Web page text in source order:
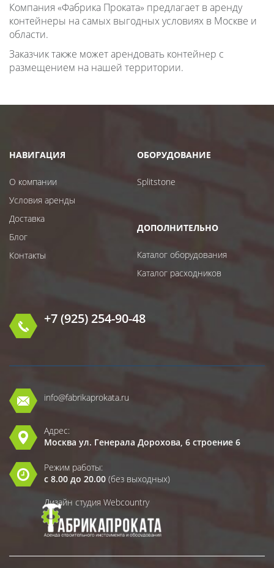
Компания «Фабрика Проката» предлагает в аренду
контейнеры на самых выгодных условиях в Москве и
области.
Заказчик также может арендовать контейнер с
размещением на нашей территории.
НАВИГАЦИЯ
О компании
Условия аренды
Доставка
Блог
Контакты
ОБОРУДОВАНИЕ
Splitstone
ДОПОЛНИТЕЛЬНО
Каталог оборудования
Каталог расходников
+7 (925) 254-90-48
info@fabrikaprokata.ru
Адрес:
Москва ул. Генерала Дорохова, 6 строение 6
Режим работы:
с 8.00 до 20.00 (без выходных)
Дизайн студия Webcountry